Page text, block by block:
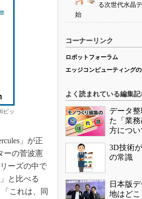
ビッ
」が正
ーの菅波憲
ーズの中で
と比べる
これは、同
る次世代水晶
始
コーナーリンク
ロボットフォーラム
エッジコンピューティング
よく読まれている編集
データ
た「業
方につい
3D技術
の常識
日本版
地はど